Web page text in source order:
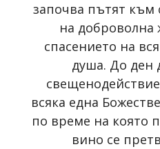
започва пътят към
на доброволна
спасението на
душа. До ден
всяка една
по време на която
вино се